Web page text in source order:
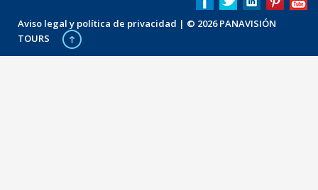
Aviso legal y política de privacidad | © 2026 PANAVISIÓN
TOURS